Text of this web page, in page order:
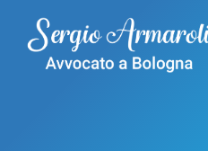
contenuto